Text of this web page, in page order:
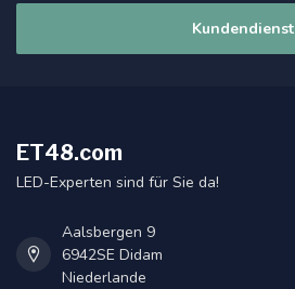
Kundendienst
ET48.com
LED-Experten sind für Sie da!
Aalsbergen 9
6942SE Didam
Niederlande